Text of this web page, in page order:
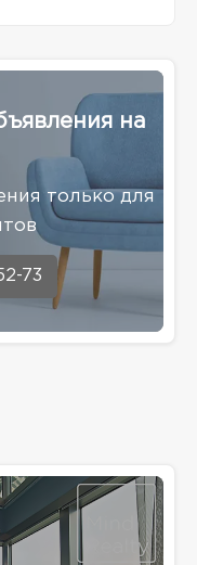
на
только для
73